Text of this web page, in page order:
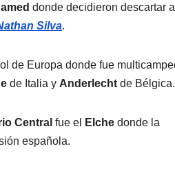
donde decidieron descartar a
Silva.
de Europa donde fue
de Italia y Anderlecht de Bélgica.
Central fue el Elche donde la
española.